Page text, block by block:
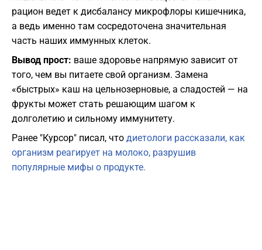
рацион ведет к дисбалансу микрофлоры кишечника,
а ведь именно там сосредоточена значительная
часть наших иммунных клеток.
Вывод прост: ваше здоровье напрямую зависит от
того, чем вы питаете свой организм. Замена
«быстрых» каш на цельнозерновые, а сладостей — на
фрукты может стать решающим шагом к
долголетию и сильному иммунитету.
Ранее "Курсор" писал, что диетологи рассказали, как
организм реагирует на молоко, разрушив
популярные мифы о продукте.